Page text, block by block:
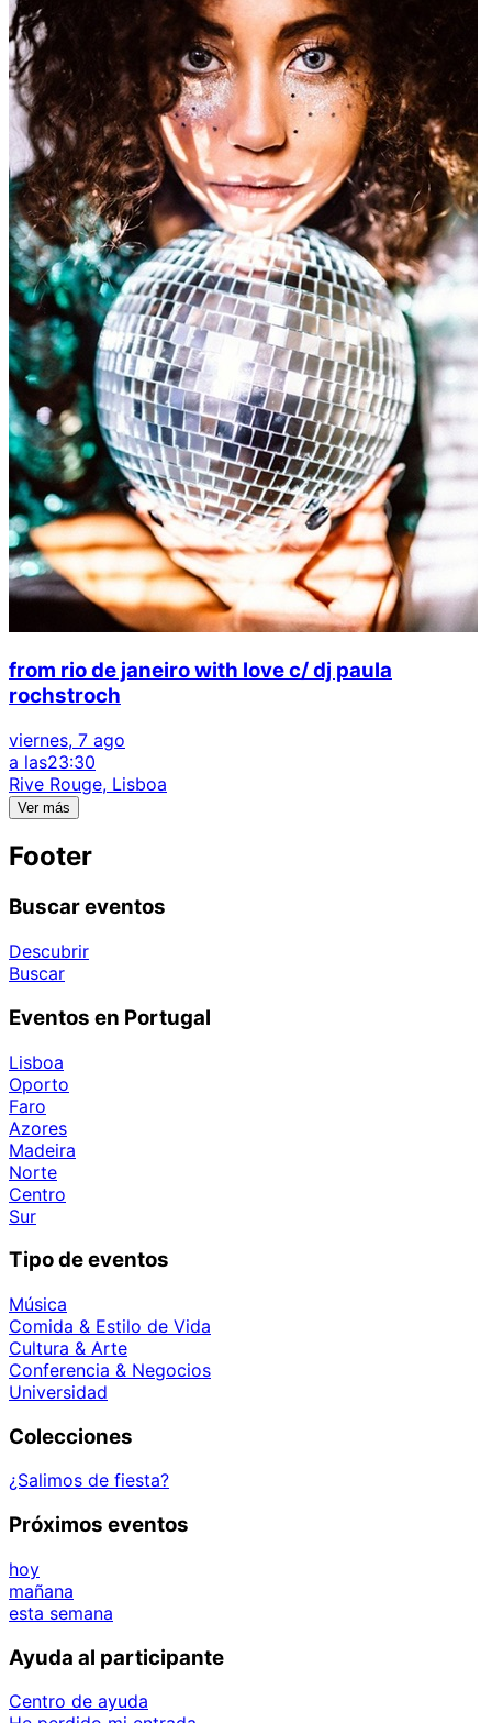
from rio de janeiro with love c/ dj paula
rochstroch
viernes, 7 ago
a las23:30
Rive Rouge, Lisboa
Ver más
Footer
Buscar eventos
Descubrir
Buscar
Eventos en Portugal
Lisboa
Oporto
Faro
Azores
Madeira
Norte
Centro
Sur
Tipo de eventos
Música
Comida & Estilo de Vida
Cultura & Arte
Conferencia & Negocios
Universidad
Colecciones
¿Salimos de fiesta?
Próximos eventos
hoy
mañana
esta semana
Ayuda al participante
Centro de ayuda